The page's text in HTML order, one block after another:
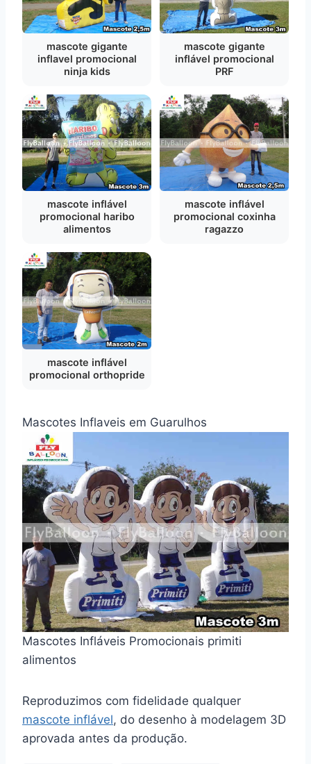
mascote gigante
inflavel promocional
ninja kids
mascote gigante
inflável promocional
PRF
mascote inflável
promocional haribo
alimentos
mascote inflável
promocional coxinha
ragazzo
mascote inflável
promocional orthopride
Mascotes Inflaveis em Guarulhos
Mascotes Infláveis Promocionais primiti
alimentos
Reproduzimos com fidelidade qualquer
mascote inflável, do desenho à modelagem 3D
aprovada antes da produção.